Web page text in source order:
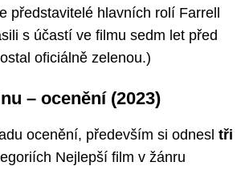
představitelé hlavních rolí Farrell
s účastí ve filmu sedm let před
oficiálně zelenou.)
– ocenění (2023)
ocenění, především si odnesl tři
Nejlepší film v žánru